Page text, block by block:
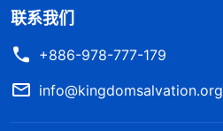
联系我们
+886-978-777-179
info@kingdomsalvation.org